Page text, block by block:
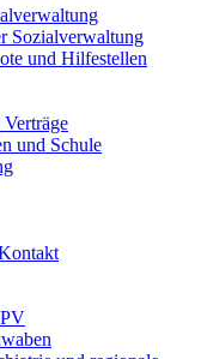
Sozialverwaltung
und Hilfestellen
und Schule